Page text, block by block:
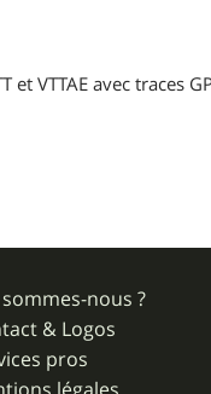
et VTTAE avec traces
nous ?
& Logos
pros